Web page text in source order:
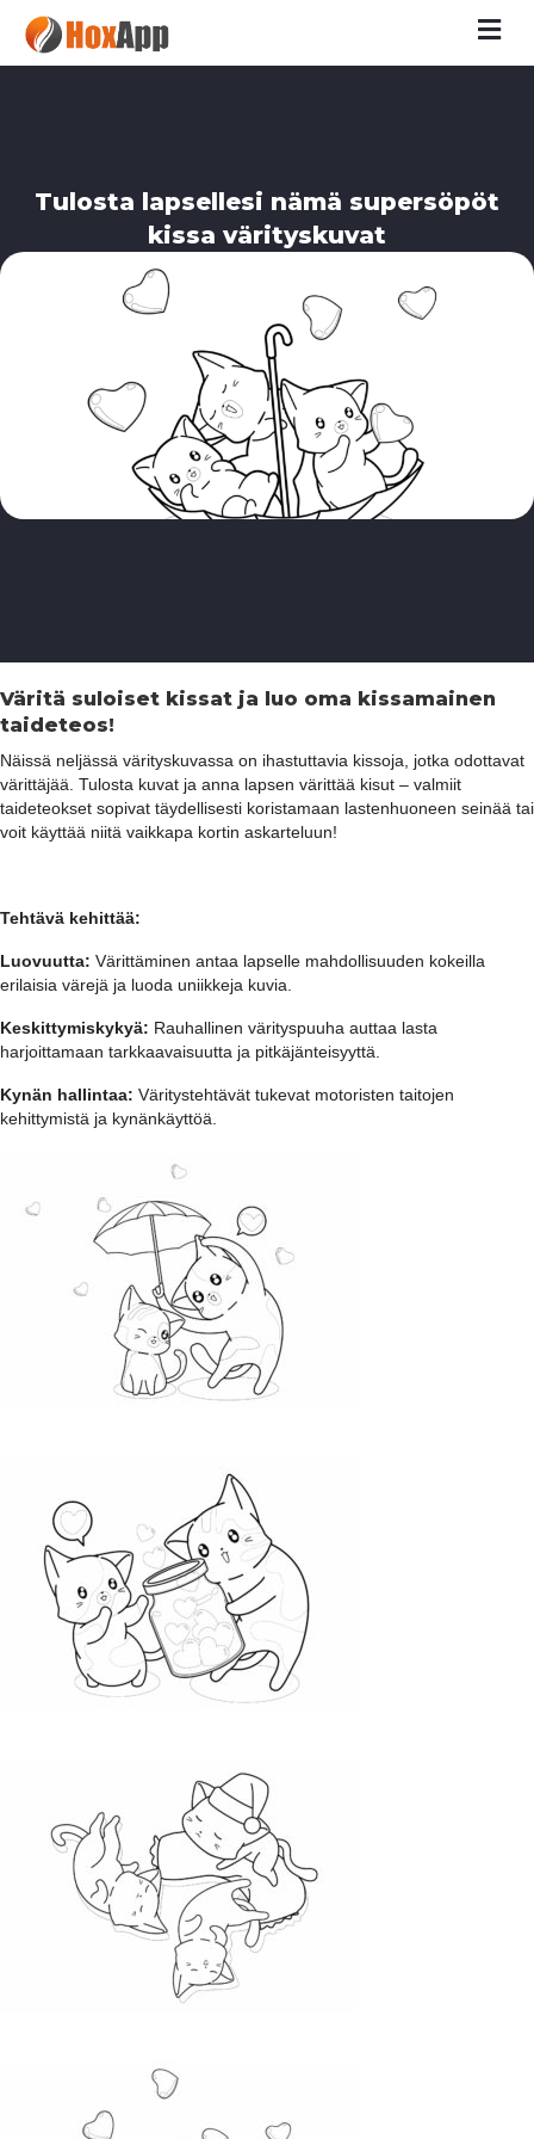
Tulosta lapsellesi nämä supersöpöt
kissa värityskuvat
Väritä suloiset kissat ja luo oma kissamainen
taideteos!
Näissä neljässä värityskuvassa on ihastuttavia kissoja, jotka odottavat
värittäjää. Tulosta kuvat ja anna lapsen värittää kisut – valmiit
taideteokset sopivat täydellisesti koristamaan lastenhuoneen seinää tai
voit käyttää niitä vaikkapa kortin askarteluun!
Tehtävä kehittää:
Luovuutta: Värittäminen antaa lapselle mahdollisuuden kokeilla
erilaisia värejä ja luoda uniikkeja kuvia.
Keskittymiskykyä: Rauhallinen värityspuuha auttaa lasta
harjoittamaan tarkkaavaisuutta ja pitkäjänteisyyttä.
Kynän hallintaa: Väritystehtävät tukevat motoristen taitojen
kehittymistä ja kynänkäyttöä.